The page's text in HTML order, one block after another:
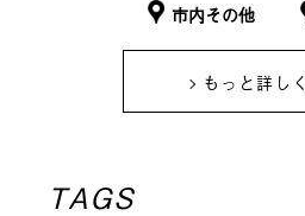
市内その他
もっと詳しく
TAGS